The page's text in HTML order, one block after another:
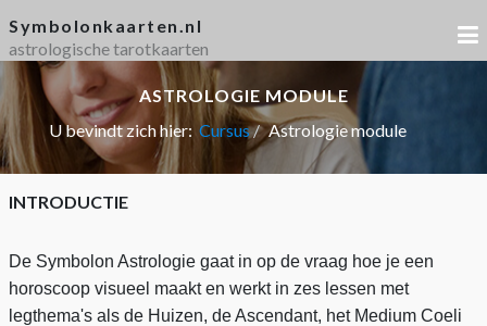
Symbolonkaarten.nl
astrologische tarotkaarten
ASTROLOGIE MODULE
U bevindt zich hier: Cursus Astrologie module
INTRODUCTIE
De Symbolon Astrologie gaat in op de vraag hoe je een
horoscoop visueel maakt en werkt in zes lessen met
legthema's als de Huizen, de Ascendant, het Medium Coeli